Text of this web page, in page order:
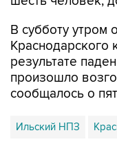
В субботу утром
Краснодарского
результате
произошло
сообщалось о
Ильский НПЗ